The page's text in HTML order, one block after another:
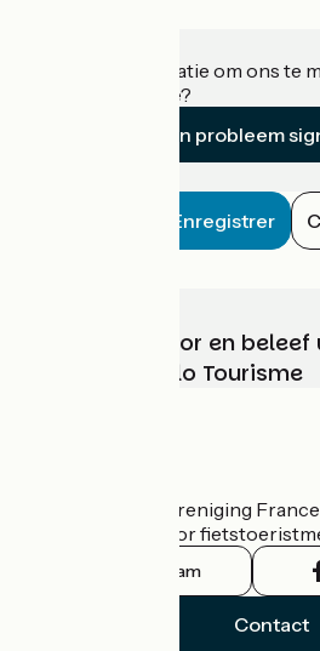
Heeft u informatie om ons te
accommodatie?
Een probleem
Enregistrer
Kies, bereid voor en
met France Vélo Tourisme
De nationale vereniging
officiële gids voor
Instagram
Contact